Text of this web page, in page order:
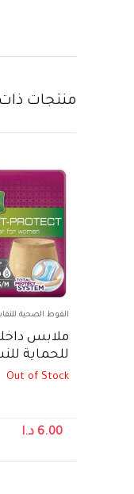
منتجات
الفوط الصحية
ملابس
للحماية
Super
for Female
S/M, 10 pcs
Out of Stock
6.00 د.ا